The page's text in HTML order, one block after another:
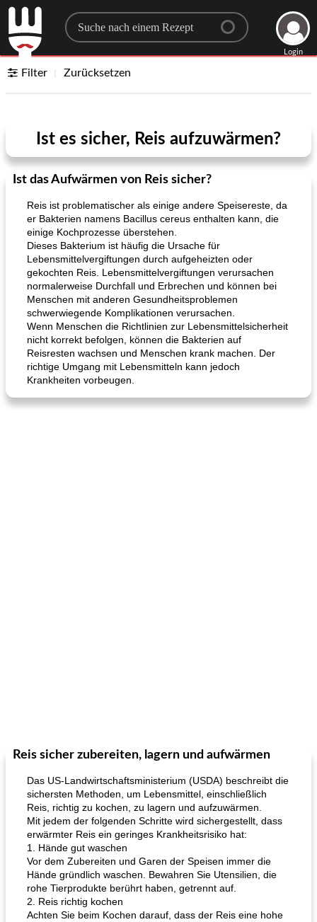
Search for a recipe
Login
Filter Zurücksetzen
Ist es sicher, Reis aufzuwärmen?
Ist das Aufwärmen von Reis sicher?
Reis ist problematischer als einige andere Speisereste, da
er Bakterien namens Bacillus cereus enthalten kann, die
einige Kochprozesse überstehen.
Dieses Bakterium ist häufig die Ursache für
Lebensmittelvergiftungen durch aufgeheizten oder
gekochten Reis. Lebensmittelvergiftungen verursachen
normalerweise Durchfall und Erbrechen und können bei
Menschen mit anderen Gesundheitsproblemen
schwerwiegende Komplikationen verursachen.
Wenn Menschen die Richtlinien zur Lebensmittelsicherheit
nicht korrekt befolgen, können die Bakterien auf
Reisresten wachsen und Menschen krank machen. Der
richtige Umgang mit Lebensmitteln kann jedoch
Krankheiten vorbeugen.
Reis sicher zubereiten, lagern und aufwärmen
Das US-Landwirtschaftsministerium (USDA) beschreibt die
sichersten Methoden, um Lebensmittel, einschließlich
Reis, richtig zu kochen, zu lagern und aufzuwärmen.
Mit jedem der folgenden Schritte wird sichergestellt, dass
erwärmter Reis ein geringes Krankheitsrisiko hat:
1. Hände gut waschen
Vor dem Zubereiten und Garen der Speisen immer die
Hände gründlich waschen. Bewahren Sie Utensilien, die
rohe Tierprodukte berührt haben, getrennt auf.
2. Reis richtig kochen
Achten Sie beim Kochen darauf, dass der Reis eine hohe